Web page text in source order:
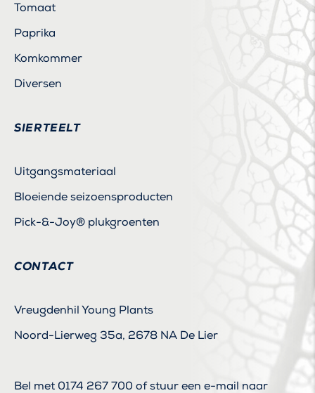
Tomaat
Paprika
Komkommer
Diversen
SIERTEELT
Uitgangsmateriaal
Bloeiende seizoensproducten
Pick-&-Joy® plukgroenten
CONTACT
Vreugdenhil Young Plants
Noord-Lierweg 35a, 2678 NA De Lier
Bel met 0174 267 700 of stuur een e-mail naar